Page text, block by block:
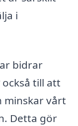
i
bidrar
också till att
minskar vårt
Detta gör